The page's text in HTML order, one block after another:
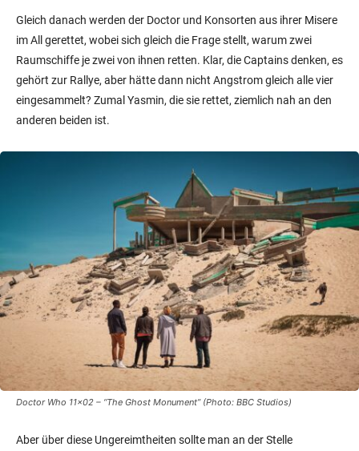
Gleich danach werden der Doctor und Konsorten aus ihrer Misere
im All gerettet, wobei sich gleich die Frage stellt, warum zwei
Raumschiffe je zwei von ihnen retten. Klar, die Captains denken, es
gehört zur Rallye, aber hätte dann nicht Angstrom gleich alle vier
eingesammelt? Zumal Yasmin, die sie rettet, ziemlich nah an den
anderen beiden ist.
Doctor Who 11×02 – “The Ghost Monument” (Photo: BBC Studios)
Aber über diese Ungereimtheiten sollte man an der Stelle